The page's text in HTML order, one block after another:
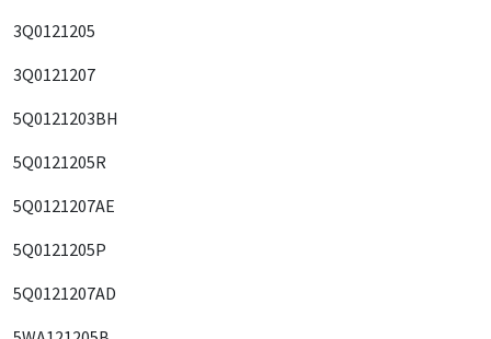
3Q0121205
3Q0121207
5Q0121203BH
5Q0121205R
5Q0121207AE
5Q0121205P
5Q0121207AD